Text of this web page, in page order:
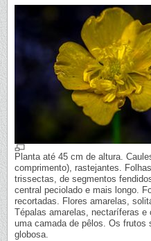
Planta até 45 cm de altura.
comprimento), rastejantes.
trissectas, de segmentos
central peciolado e mais longo.
recortadas. Flores amarelas,
Tépalas amarelas, nectaríferas
uma camada de pêlos. Os frutos
globosa.